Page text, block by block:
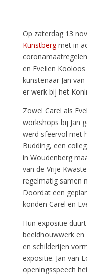
Op zaterdag 13
Kunstbergmet in
en Evelien
kunstenaar Jan
er werk bij het
Zowel Carel als
workshops bij Jan
werd sfeervol met
Budding, een
in Woudenberg
van de Vrije
regelmatig samen
Doordat een
konden Carel en
Hun expositie
beeldhouwwerk en
en schilderijen
expositie. Jan van
openingsspeech